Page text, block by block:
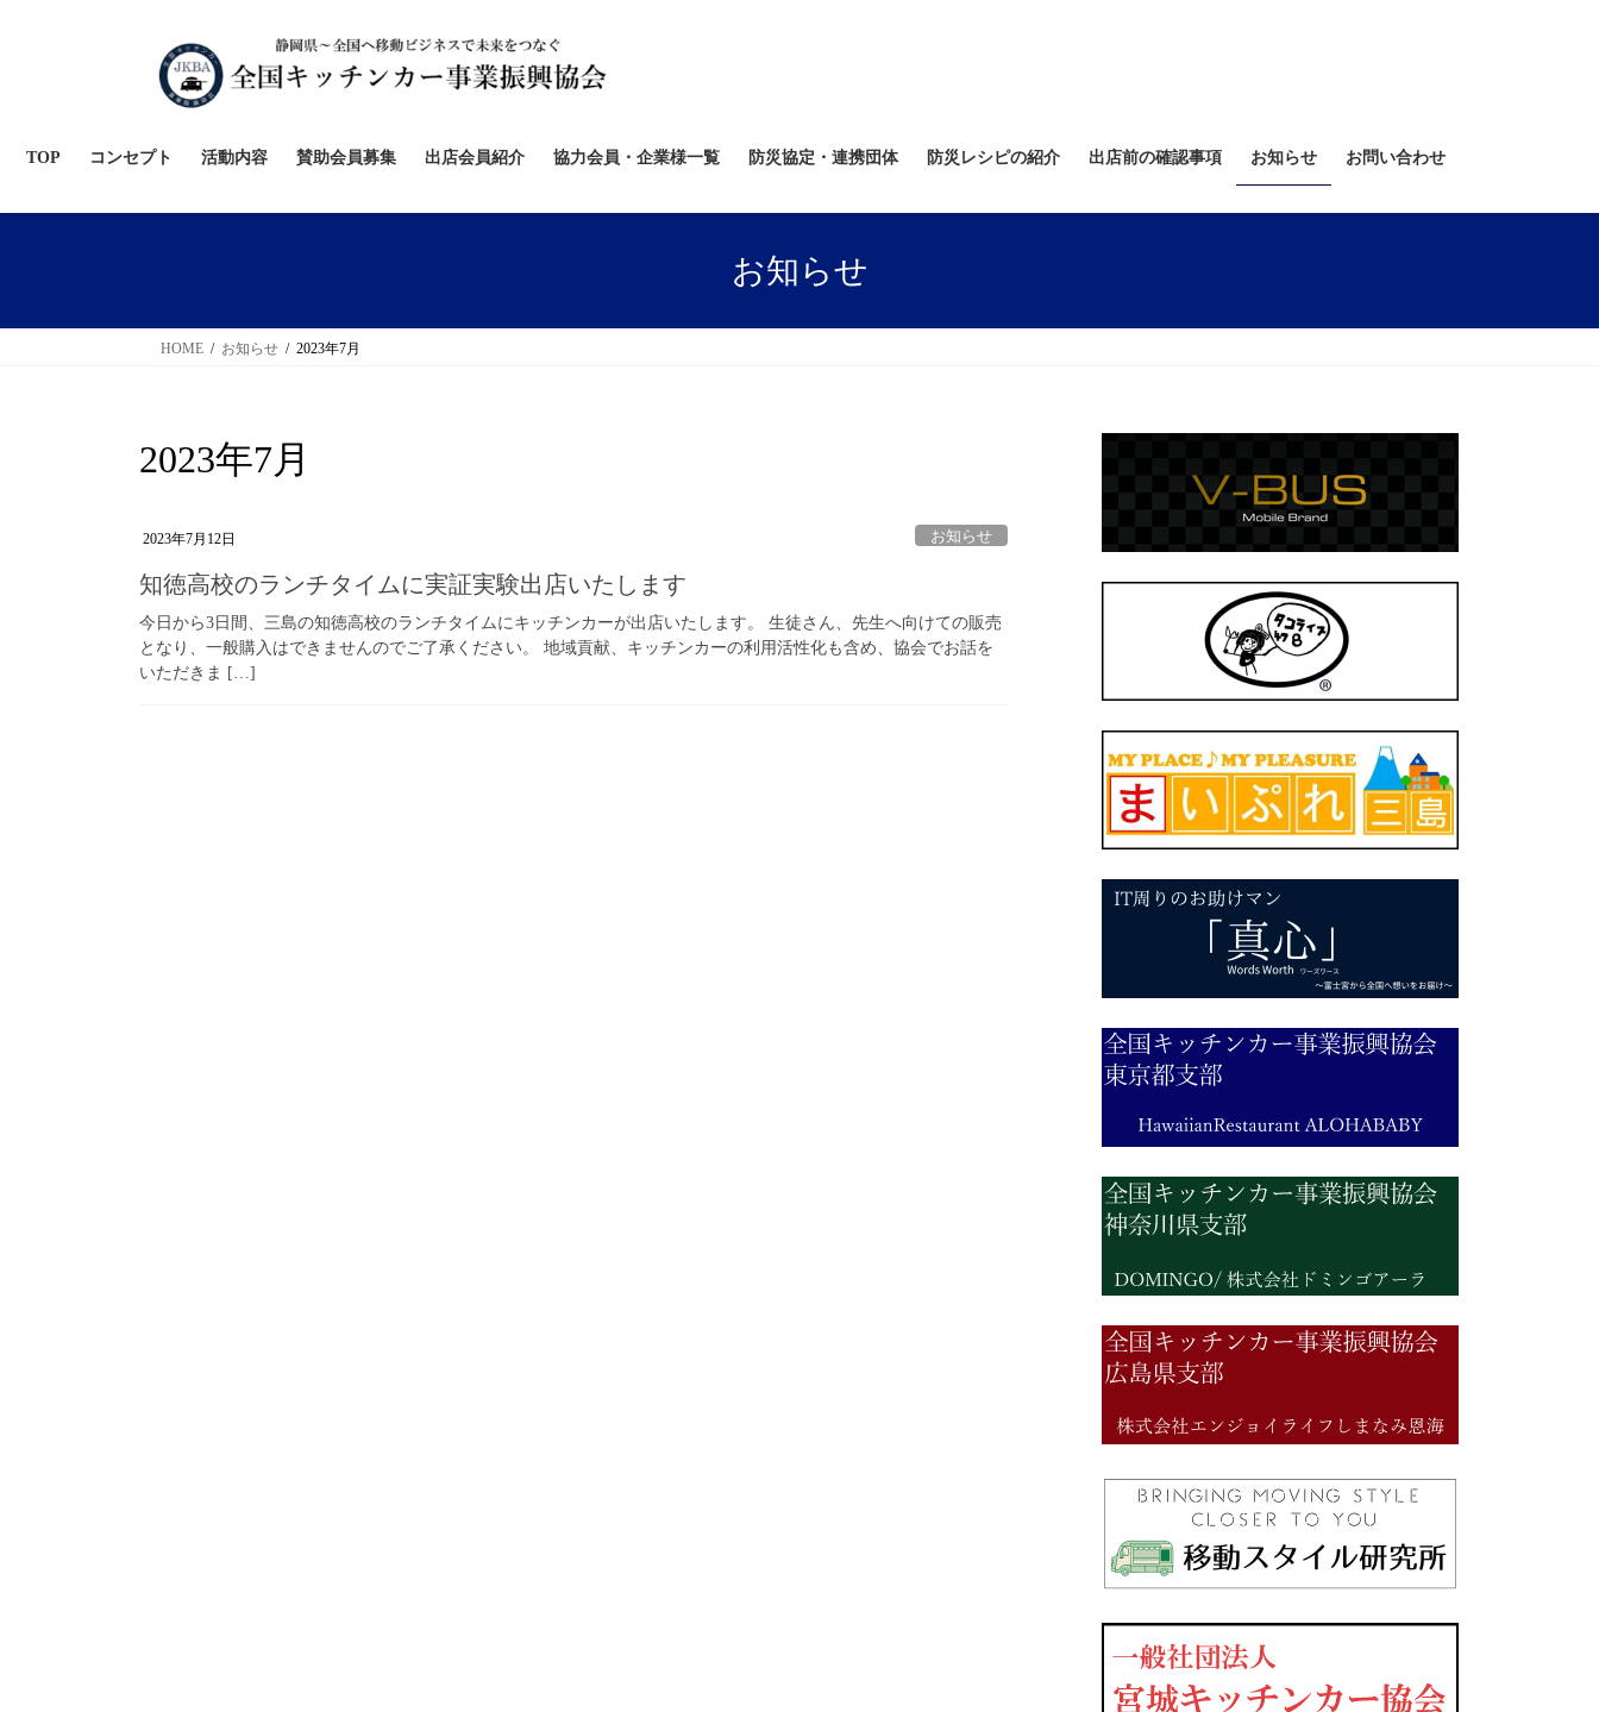
キ
に
TOP コンセプト 活動内容 賛助会員募集 出店会員紹介 協力会員・企業様一覧 防災協定・連携団体 防災レシピの紹介 出店前の確認事項 お知らせ お問い合わせ
お知らせ
HOME お知らせ 2023年7月
2023年7月
2023年7月12日 お知らせ
知徳高校のランチタイムに実証実験出店いたします
今日から3日間、三島の知徳高校のランチタイムにキッチンカーが出店いたします。 生徒さん、先生へ向けての販売
となり、一般購入はできませんのでご了承ください。 地域貢献、キッチンカーの利用活性化も含め、協会でお話を
いただきま […]